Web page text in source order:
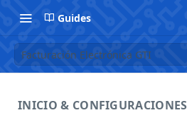
Guides
Facturación Electrónica GTI
INICIO & CONFIGURACIONES